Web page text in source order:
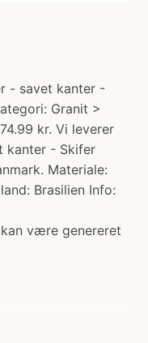
- savet kanter -
Granit >
kr. Vi leverer
kanter - Skifer
Materiale:
Brasilien Info:
være genereret